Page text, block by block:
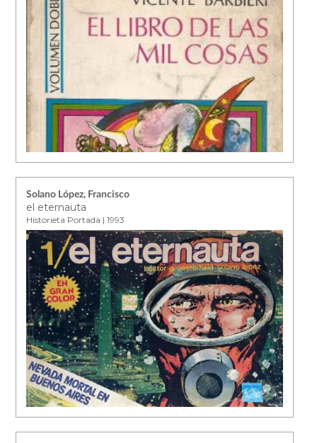
Solano López, Francisco
el eternauta
Historieta Portada | 1993